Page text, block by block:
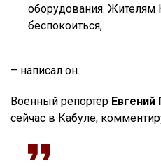
оборудования. Жителям
беспокоиться,
– написал он.
Военный репортер
сейчас в Кабуле,